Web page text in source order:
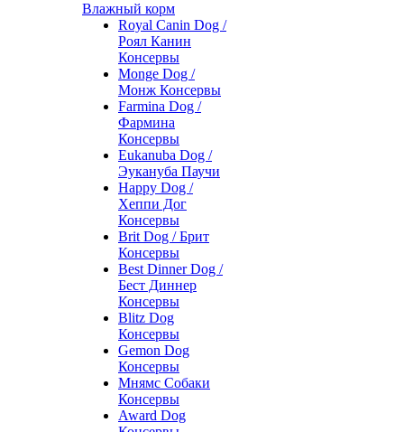
Влажный корм
Royal Canin Dog /
Роял Канин
Консервы
Monge Dog /
Монж Консервы
Farmina Dog /
Фармина
Консервы
Eukanuba Dog /
Эукануба Паучи
Happy Dog /
Хеппи Дог
Консервы
Brit Dog / Брит
Консервы
Best Dinner Dog /
Бест Диннер
Консервы
Blitz Dog
Консервы
Gemon Dog
Консервы
Мнямс Собаки
Консервы
Award Dog